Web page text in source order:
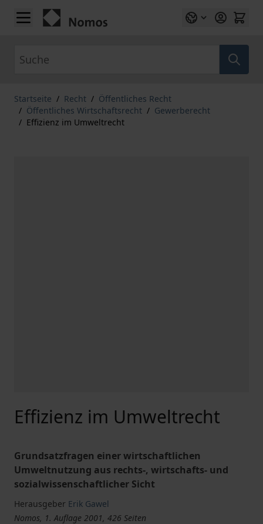
Zum Inhalt springen
Startseite / Recht / Öffentliches Recht
/ Öffentliches Wirtschaftsrecht / Gewerberecht
/ Effizienz im Umweltrecht
Effizienz im Umweltrecht
Grundsatzfragen einer wirtschaftlichen
Umweltnutzung aus rechts-, wirtschafts- und
sozialwissenschaftlicher Sicht
Herausgeber Erik Gawel
Nomos, 1. Auflage 2001, 426 Seiten